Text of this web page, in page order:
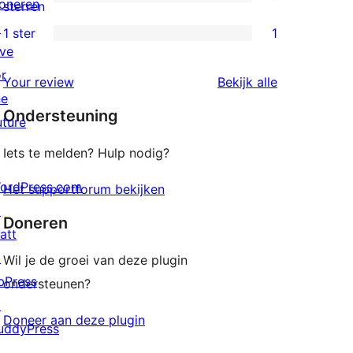
beoordelingen
0
2
sterren
beoordelingen
sterren
ster
beoordeling
1 ster 1
Your review Bekijk alle
Ondersteuning
Iets te melden? Hulp nodig?
Het supportforum bekijken
Doneren
Wil je de groei van deze plugin
ondersteunen?
Doneer aan deze plugin